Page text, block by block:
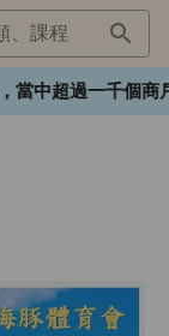
、課程
過一千個商戶